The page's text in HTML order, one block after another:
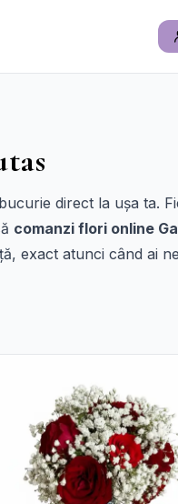
direct la ușa ta.
comanzi flori online
exact atunci când ai